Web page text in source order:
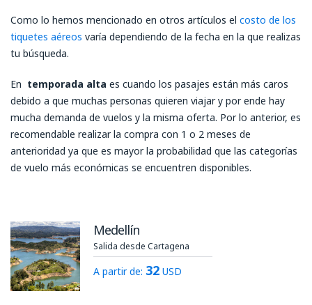
Como lo hemos mencionado en otros artículos el costo de los
tiquetes aéreos varía dependiendo de la fecha en la que realizas
tu búsqueda.
En temporada alta es cuando los pasajes están más caros
debido a que muchas personas quieren viajar y por ende hay
mucha demanda de vuelos y la misma oferta. Por lo anterior, es
recomendable realizar la compra con 1 o 2 meses de
anterioridad ya que es mayor la probabilidad que las categorías
de vuelo más económicas se encuentren disponibles.
Medellín
Salida desde Cartagena
A partir de: 32 USD